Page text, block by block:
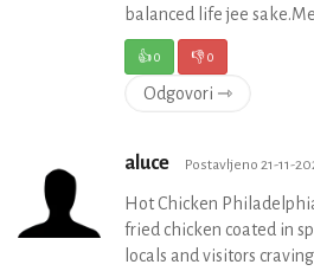
balanced life jee
👍0 👎0
Odgovori ⇾
aluce Postavljeno 21-11-
Hot Chicken
fried chicken coated in
locals and visitors